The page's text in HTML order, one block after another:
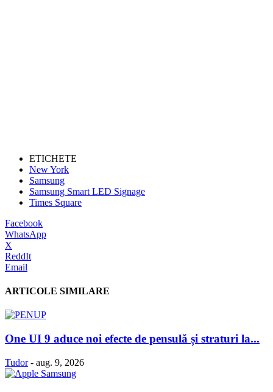
ETICHETE
New York
Samsung
Samsung Smart LED Signage
Times Square
Facebook
WhatsApp
X
ReddIt
Email
ARTICOLE SIMILARE
One UI 9 aduce noi efecte de pensulă și straturi la...
Tudor - aug. 9, 2026